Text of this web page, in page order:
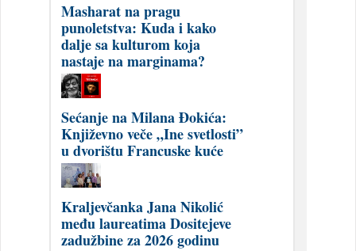
Masharat na pragu
punoletstva: Kuda i kako
dalje sa kulturom koja
nastaje na marginama?
Sećanje na Milana Đokića:
Književno veče „Ine svetlosti”
u dvorištu Francuske kuće
Kraljevčanka Jana Nikolić
među laureatima Dositejeve
zadužbine za 2026 godinu